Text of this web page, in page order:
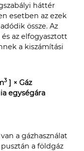
háttér
esetben az ezek
össze. Az
az elfogyasztott
a kiszámítási
3 ] × Gáz
egységára
a gázhasználat
a földgáz